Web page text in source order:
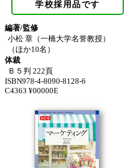
学校採用品です
編著/監修
小松 章（一橋大学名誉教授）
（ほか10名）
体裁
Ｂ５判 222頁
ISBN978-4-8090-8128-6
C4363 ¥00000E